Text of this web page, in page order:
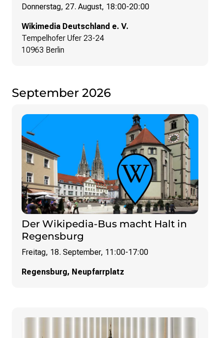
Offene Kulturdaten
Projekt Technische Wünsche
re•shape
Wissen. Macht. Gerechtigkeit.
Wikibase
Wikibooks
Wikisource
Wiktionary
Wikiversity
Wikivoyage
Über uns
Unsere Werte
Strategie und Ziele
Ansprechpartner*innen
Jahresberichte
Donnerstag, 27. August, 18:00-20:00
Wikimedia Deutschland e. V.
Tempelhofer Ufer 23-24
10963 Berlin
September 2026
Der Wikipedia-Bus macht Halt in
Regensburg
Freitag, 18. September, 11:00-17:00
Regensburg, Neupfarrplatz